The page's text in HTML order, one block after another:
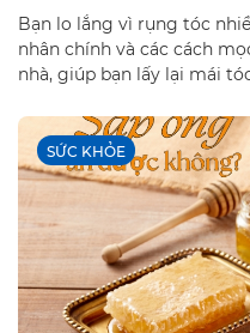
Bạn lo lắng vì rụng tóc
nhân chính và các cách
nhà, giúp bạn lấy lại mái
SỨC KHỎE